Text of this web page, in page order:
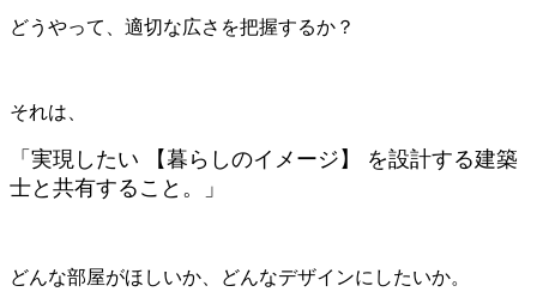
どうやって、適切な広さを把握するか？
それは、
「実現したい 【暮らしのイメージ】 を設計する建築
士と共有すること。」
どんな部屋がほしいか、どんなデザインにしたいか。